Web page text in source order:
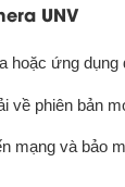
UNV
hoặc ứng dụng
về phiên bản
mạng và bảo